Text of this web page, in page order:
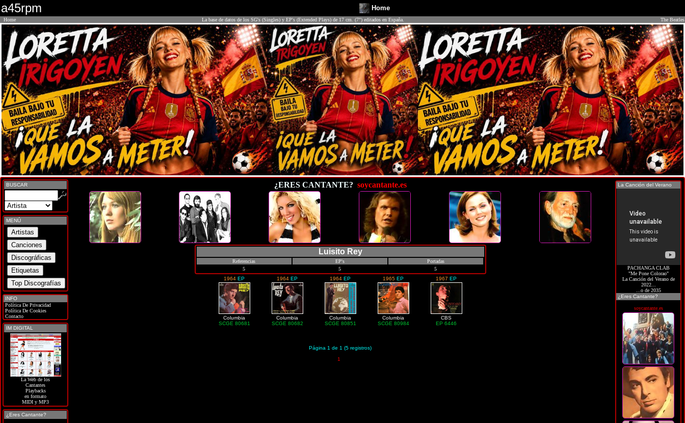
a45rpm Home
Home La base de datos de los SG's (Singles) y EP's (Extended Plays) de 17 cm. (7") editados en España. The Beatles
BUSCAR
MENÚ
INFO
Política De Privacidad
Política De Cookies
Contacto
IM DIGITAL
La Web de los
Cantantes
Playbacks
en formato
MIDI y MP3
¿Eres Cantante?
¿ERES CANTANTE? soycantante.es
Luisito Rey
Referencias EP's
Portadas
5
5
5
1964 EP
Columbia
SCGE 80681
1964 EP
Columbia
SCGE 80682
1964 EP
Columbia
SCGE 80851
1965 EP
Columbia
SCGE 80984
1967 EP
CBS
EP 6446
Página 1 de 1 (5 registros)
1
La Canción del Verano
PACHANGA CLAB
"Me Pone Colorao"
La Canción del Verano de
2022...
...o de 2035
¿Eres Cantante?
soycantante.es